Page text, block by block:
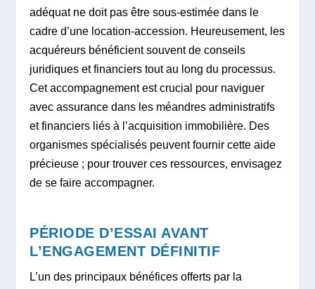
adéquat ne doit pas être sous-estimée dans le
cadre d’une location-accession. Heureusement, les
acquéreurs bénéficient souvent de conseils
juridiques et financiers tout au long du processus.
Cet accompagnement est crucial pour naviguer
avec assurance dans les méandres administratifs
et financiers liés à l’acquisition immobilière. Des
organismes spécialisés peuvent fournir cette aide
précieuse ; pour trouver ces ressources, envisagez
de se faire accompagner.
PÉRIODE D’ESSAI AVANT
L’ENGAGEMENT DÉFINITIF
L’un des principaux bénéfices offerts par la